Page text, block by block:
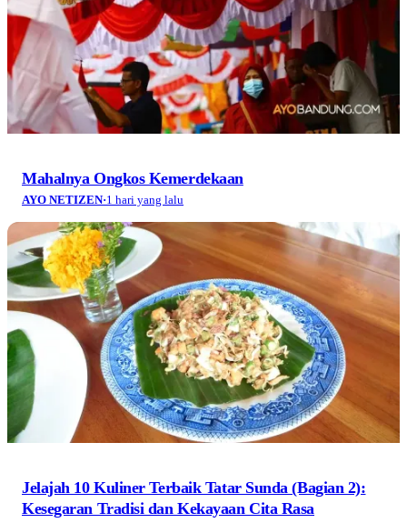
Mahalnya Ongkos Kemerdekaan
AYO NETIZEN·1 hari yang lalu
Jelajah 10 Kuliner Terbaik Tatar Sunda (Bagian 2):
Kesegaran Tradisi dan Kekayaan Cita Rasa